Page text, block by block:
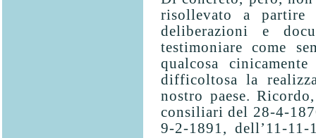
risollevato a
deliberazioni e
testimoniare come
qualcosa
difficoltosa la
nostro paese.
consiliari del 28-4-
9-2-1891, dell’11-